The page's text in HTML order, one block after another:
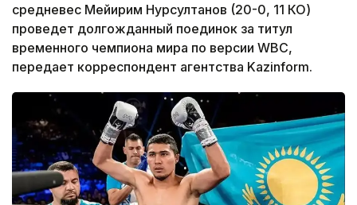
средневес Мейирим Нурсултанов (20-0, 11 КО)
проведет долгожданный поединок за титул
временного чемпиона мира по версии WBC,
передает корреспондент агентства Kazinform.